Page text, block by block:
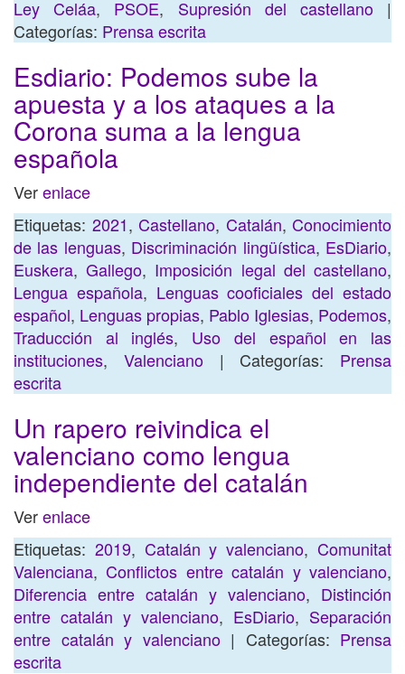
Ley Celáa, PSOE, Supresión del castellano|
Categorías: Prensa escrita
Esdiario: Podemos sube la
apuesta y a los ataques a la
Corona suma a la lengua
española
Verenlace
Etiquetas: 2021, Castellano, Catalán, Conocimiento
de las lenguas, Discriminación lingüística, EsDiario,
Euskera,Gallego, Imposición legal del castellano,
Lengua española, Lenguas cooficiales del estado
español, Lenguas propias, Pablo Iglesias, Podemos,
Traducción al inglés, Uso del español en las
instituciones, Valenciano| Categorías: Prensa
escrita
Un rapero reivindica el
valenciano como lengua
independiente del catalán
Verenlace
Etiquetas: 2019, Catalán y valenciano,Comunitat
Valenciana,Conflictos entre catalán y valenciano,
Diferencia entre catalán y valenciano, Distinción
entre catalán y valenciano, EsDiario, Separación
entre catalán y valenciano| Categorías: Prensa
escrita